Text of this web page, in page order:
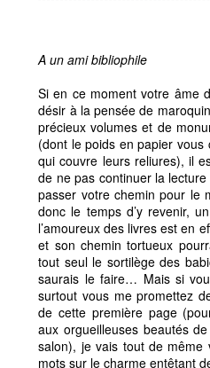
A un ami bibliophile
Si en ce moment votre âme
désir à la pensée de
précieux volumes et de
(dont le poids en papier vous
qui couvre leurs reliures), il
de ne pas continuer la
passer votre chemin pour le
donc le temps d’y revenir,
l’amoureux des livres est en
et son chemin tortueux
tout seul le sortilège des
saurais le faire… Mais si
surtout vous me promettez
de cette première page
aux orgueilleuses beautés
salon), je vais tout de même
mots sur le charme entêtant